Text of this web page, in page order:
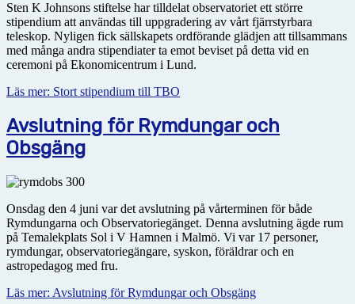
Sten K Johnsons stiftelse har tilldelat observatoriet ett större
stipendium att användas till uppgradering av vårt fjärrstyrbara
teleskop. Nyligen fick sällskapets ordförande glädjen att tillsammans
med många andra stipendiater ta emot beviset på detta vid en
ceremoni på Ekonomicentrum i Lund.
Läs mer: Stort stipendium till TBO
Avslutning för Rymdungar och
Obsgäng
Onsdag den 4 juni var det avslutning på vårterminen för både
Rymdungarna och Observatoriegänget. Denna avslutning ägde rum
på Temalekplats Sol i V Hamnen i Malmö. Vi var 17 personer,
rymdungar, observatoriegängare, syskon, föräldrar och en
astropedagog med fru.
Läs mer: Avslutning för Rymdungar och Obsgäng